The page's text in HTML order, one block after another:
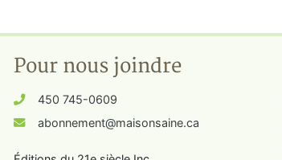
Pour nous joindre
450 745-0609
abonnement@maisonsaine.ca